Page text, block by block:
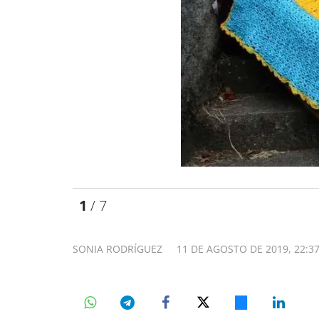
1 / 7
11 DE AGOSTO DE 2019, 22:37
SONIA RODRÍGUEZ